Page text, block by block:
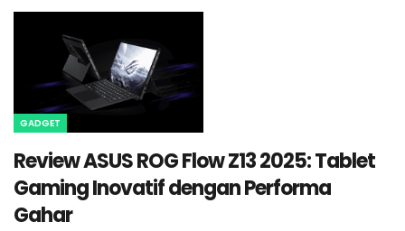
GADGET
Review ASUS ROG Flow Z13 2025: Tablet
Gaming Inovatif dengan Performa
Gahar